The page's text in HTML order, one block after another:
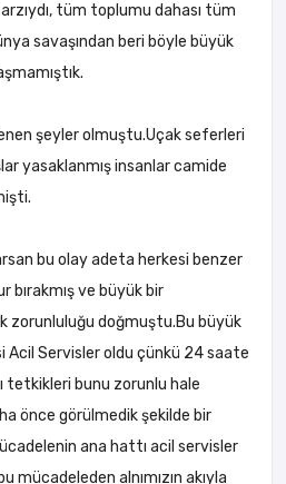
tüm toplumu dahası tüm
savaşından beri böyle büyük
şeyler olmuştu.Uçak seferleri
yasaklanmış insanlar camide
bu olay adeta herkesi benzer
bırakmış ve büyük bir
zorunluluğu doğmuştu.Bu büyük
Acil Servisler oldu çünkü 24 saate
tetkikleri bunu zorunlu hale
önce görülmedik şekilde bir
ana hattı acil servisler
mücadeleden alnımızın akıyla